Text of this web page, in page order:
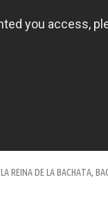
REINA DE LA BACHATA,